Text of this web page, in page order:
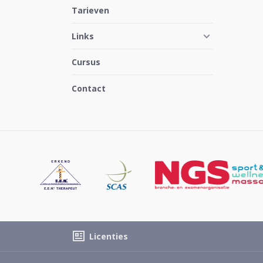
Tarieven
Links
Cursus
Contact
Licenties